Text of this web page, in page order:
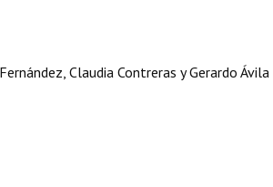
Claudia Contreras y Gerardo Ávila